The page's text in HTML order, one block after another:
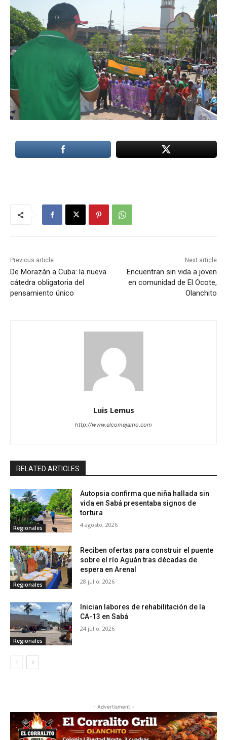
Previous article
De Morazán a Cuba: la nueva
cátedra obligatoria del
pensamiento único
Next article
Encuentran sin vida a joven
en comunidad de El Ocote,
Olanchito
Luis Lemus
http://www.elcomejamo.com
RELATED ARTICLES
Regionales
Autopsia confirma que niña hallada sin
vida en Sabá presentaba signos de
tortura
4 agosto, 2026
Regionales
Reciben ofertas para construir el puente
sobre el río Aguán tras décadas de
espera en Arenal
28 julio, 2026
Regionales
Inician labores de rehabilitación de la
CA-13 en Sabá
24 julio, 2026
- Advertisment -